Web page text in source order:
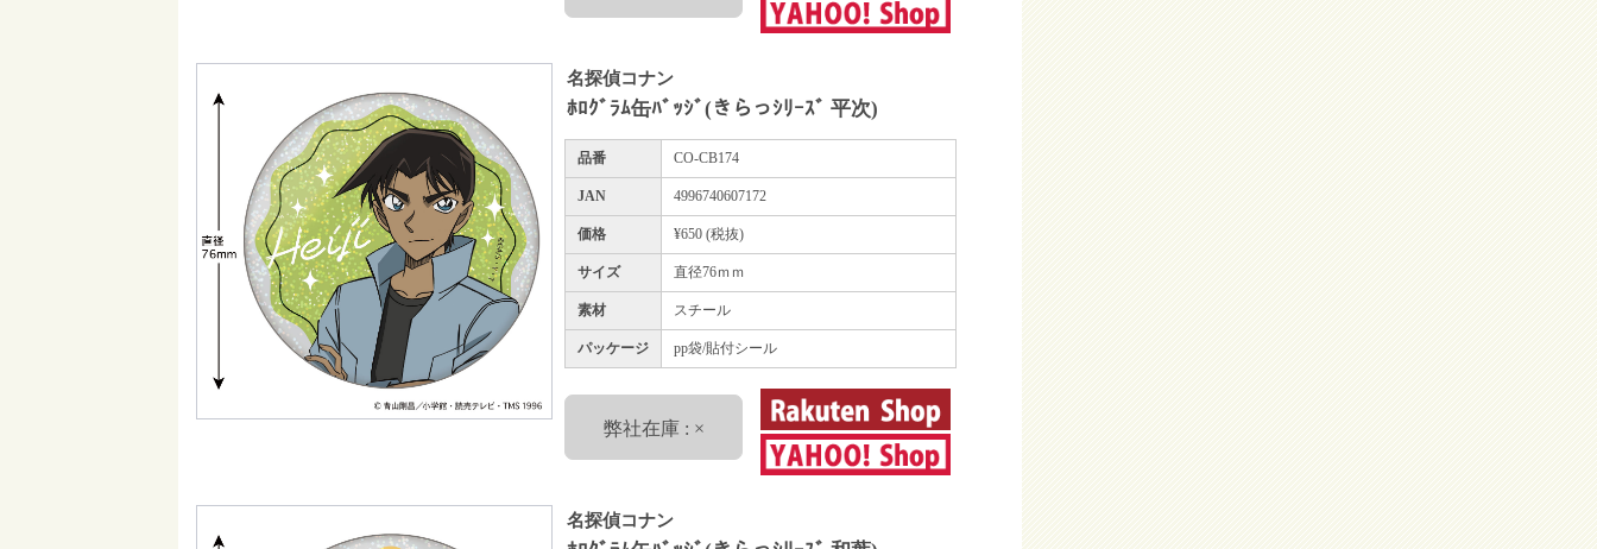
名探偵コナン
ﾎﾛｸﾞﾗﾑ缶ﾊﾞｯｼﾞ(きらっｼﾘｰｽﾞ 平次)
品番 CO-CB174
JAN 4996740607172
価格 ¥650 (税抜)
サイズ 直径76ｍｍ
素材 スチール
パッケージ pp袋/貼付シール
弊社在庫 : ×
名探偵コナン